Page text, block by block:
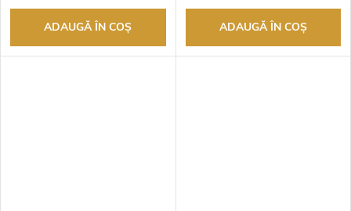
ADAUGĂ ÎN COŞ ADAUGĂ ÎN COŞ